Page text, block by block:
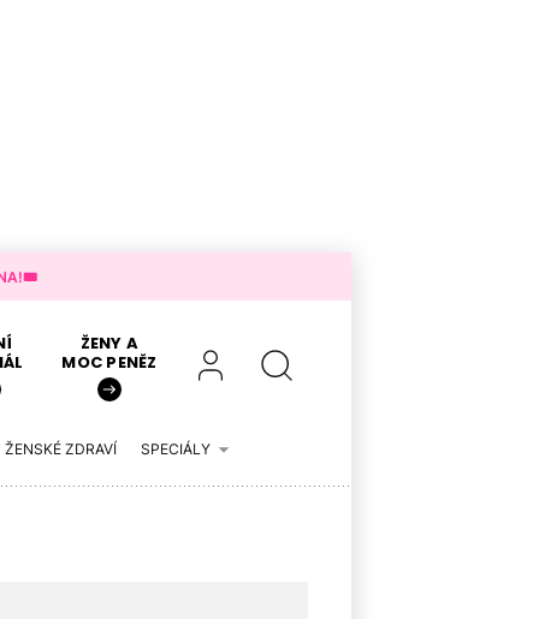
ŽENY A
MOC PENĚZ
ŽENSKÉ ZDRAVÍ SPECIÁLY